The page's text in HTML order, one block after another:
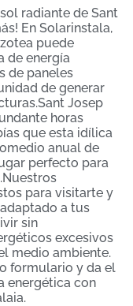
radiante de Sant
En Solarinstala,
puede
de energía
de paneles
de generar
Josep
horas
que esta idílica
anual de
perfecto para
para visitarte y
a tus
sin
excesivos
medio ambiente.
formulario y da el
energética con